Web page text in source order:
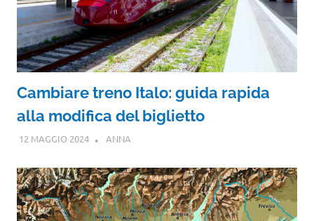
Cambiare treno Italo: guida rapida
alla modifica del biglietto
12 MAGGIO 2024 ANNA